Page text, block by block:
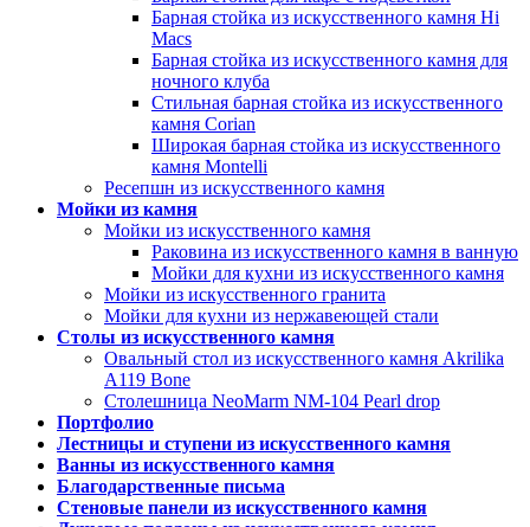
Барная стойка из искусственного камня Hi
Macs
Барная стойка из искусственного камня для
ночного клуба
Стильная барная стойка из искусственного
камня Corian
Широкая барная стойка из искусственного
камня Montelli
Ресепшн из искусственного камня
Мойки из камня
Мойки из искусственного камня
Раковина из искусственного камня в ванную
Мойки для кухни из искусственного камня
Мойки из искусственного гранита
Мойки для кухни из нержавеющей стали
Столы из искусственного камня
Овальный стол из искусственного камня Akrilika
A119 Bone
Столешница NeoMarm NM-104 Pearl drop
Портфолио
Лестницы и ступени из искусственного камня
Ванны из искусственного камня
Благодарственные письма
Стеновые панели из искусственного камня